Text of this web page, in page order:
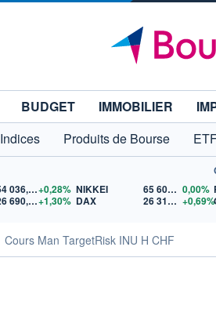
BUDGET IMMOBILIER
Indices Produits de Bourse
54 036,93+0,28%
26 690,62+1,30%
NIKKEI 65 606,71 0,00%
DAX
26 319,45 +0,69%
Cours Man TargetRisk INU H CHF